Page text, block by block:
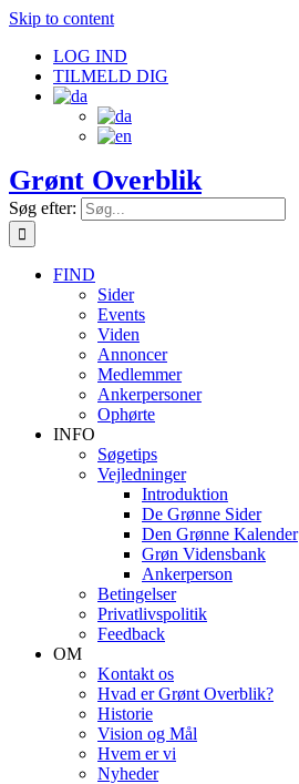
Skip to content
LOG IND
TILMELD DIG
Grønt Overblik
Søg efter:
FIND
Sider
Events
Viden
Annoncer
Medlemmer
Ankerpersoner
Ophørte
INFO
Søgetips
Vejledninger
Introduktion
De Grønne Sider
Den Grønne Kalender
Grøn Vidensbank
Ankerperson
Betingelser
Privatlivspolitik
Feedback
OM
Kontakt os
Hvad er Grønt Overblik?
Historie
Vision og Mål
Hvem er vi
Nyheder